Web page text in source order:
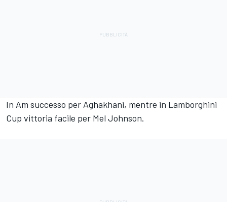
In Am successo per Aghakhani, mentre in Lamborghini
Cup vittoria facile per Mel Johnson.